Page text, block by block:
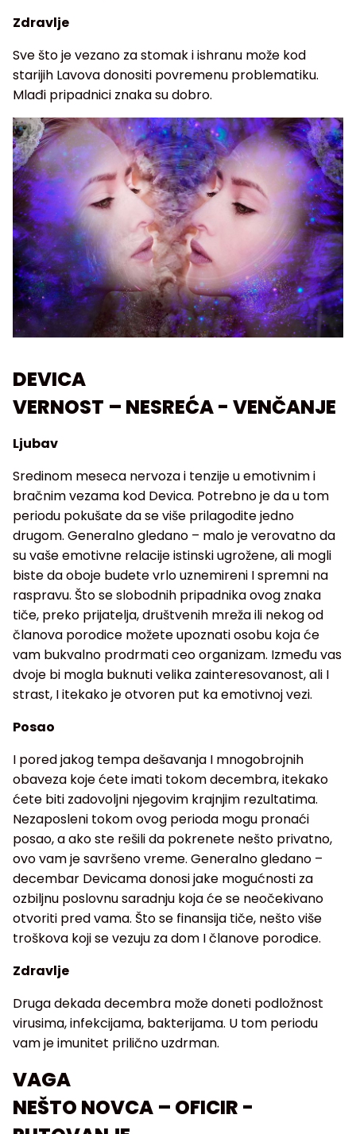
Zdravlje
Sve što je vezano za stomak i ishranu može kod
starijih Lavova donositi povremenu problematiku.
Mlađi pripadnici znaka su dobro.
DEVICA
VERNOST – NESREĆA - VENČANJE
Ljubav
Sredinom meseca nervoza i tenzije u emotivnim i
bračnim vezama kod Devica. Potrebno je da u tom
periodu pokušate da se više prilagodite jedno
drugom. Generalno gledano – malo je verovatno da
su vaše emotivne relacije istinski ugrožene, ali mogli
biste da oboje budete vrlo uznemireni I spremni na
raspravu. Što se slobodnih pripadnika ovog znaka
tiče, preko prijatelja, društvenih mreža ili nekog od
članova porodice možete upoznati osobu koja će
vam bukvalno prodrmati ceo organizam. Između vas
dvoje bi mogla buknuti velika zainteresovanost, ali I
strast, I itekako je otvoren put ka emotivnoj vezi.
Posao
I pored jakog tempa dešavanja I mnogobrojnih
obaveza koje ćete imati tokom decembra, itekako
ćete biti zadovoljni njegovim krajnjim rezultatima.
Nezaposleni tokom ovog perioda mogu pronaći
posao, a ako ste rešili da pokrenete nešto privatno,
ovo vam je savršeno vreme. Generalno gledano –
decembar Devicama donosi jake mogućnosti za
ozbiljnu poslovnu saradnju koja će se neočekivano
otvoriti pred vama. Što se finansija tiče, nešto više
troškova koji se vezuju za dom I članove porodice.
Zdravlje
Druga dekada decembra može doneti podložnost
virusima, infekcijama, bakterijama. U tom periodu
vam je imunitet prilično uzdrman.
VAGA
NEŠTO NOVCA – OFICIR -